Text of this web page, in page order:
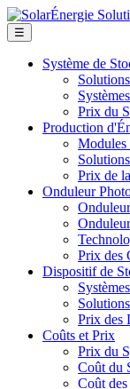
☰
Système de
Prix du
Production
Modules
Prix de
Onduleur
Prix des
Dispositif de
Prix des
Coûts et Prix
Prix du
Coût du
Coût